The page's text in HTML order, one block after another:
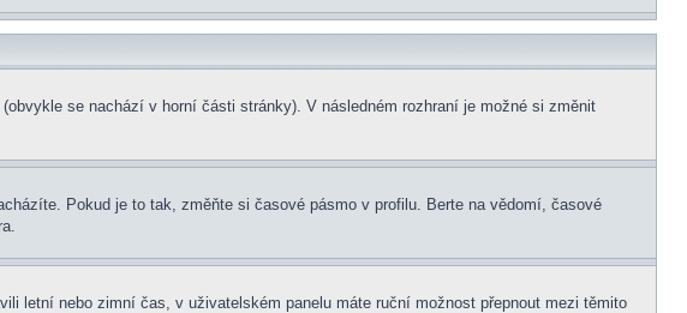
(obvykle se nachází v horní části stránky). V následném rozhraní je možné si změnit
Pokud je to tak, změňte si časové pásmo v profilu. Berte na vědomí, časové
letní nebo zimní čas, v uživatelském panelu máte ruční možnost přepnout mezi těmito